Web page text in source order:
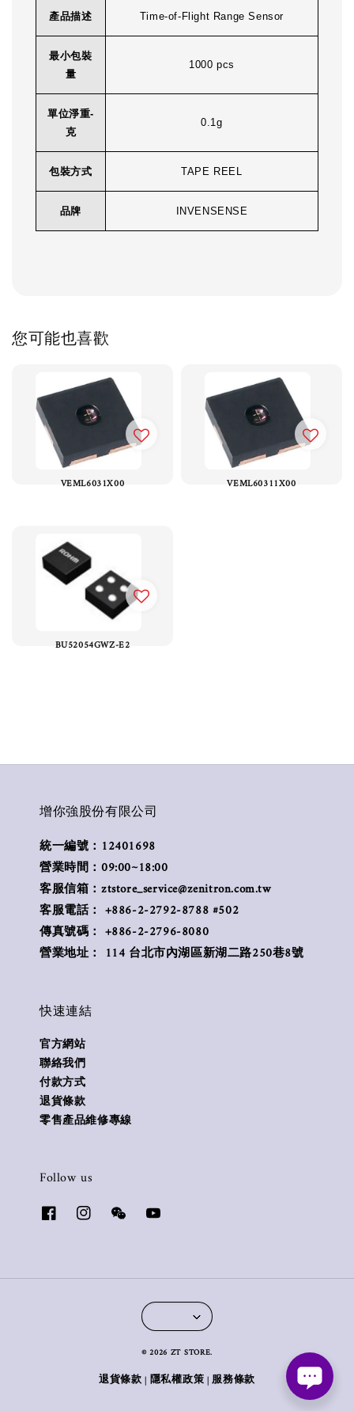
產品描述 Time-of-Flight Range Sensor
最小包裝
量
1000 pcs
單位淨重-
克
0.1g
包裝方式 TAPE REEL
品牌 INVENSENSE
您可能也喜歡
VEML6031X00 VEML60311X00
BU52054GWZ-E2
增你強股份有限公司
統一編號：12401698
營業時間：09:00~18:00
客服信箱：ztstore_service@zenitron.com.tw
客服電話： +886-2-2792-8788 #502
傳真號碼： +886-2-2796-8080
營業地址： 114 台北市內湖區新湖二路250巷8號
快速連結
官方網站
聯絡我們
付款方式
退貨條款
零售產品維修專線
Follow us
© 2026 ZT STORE.
退貨條款| 隱私權政策 |服務條款